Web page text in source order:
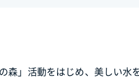
」活動をはじめ、美しい水